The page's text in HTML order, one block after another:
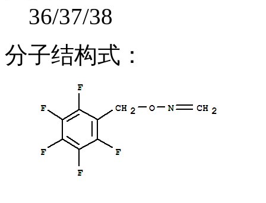
36/37/38
分子结构式：